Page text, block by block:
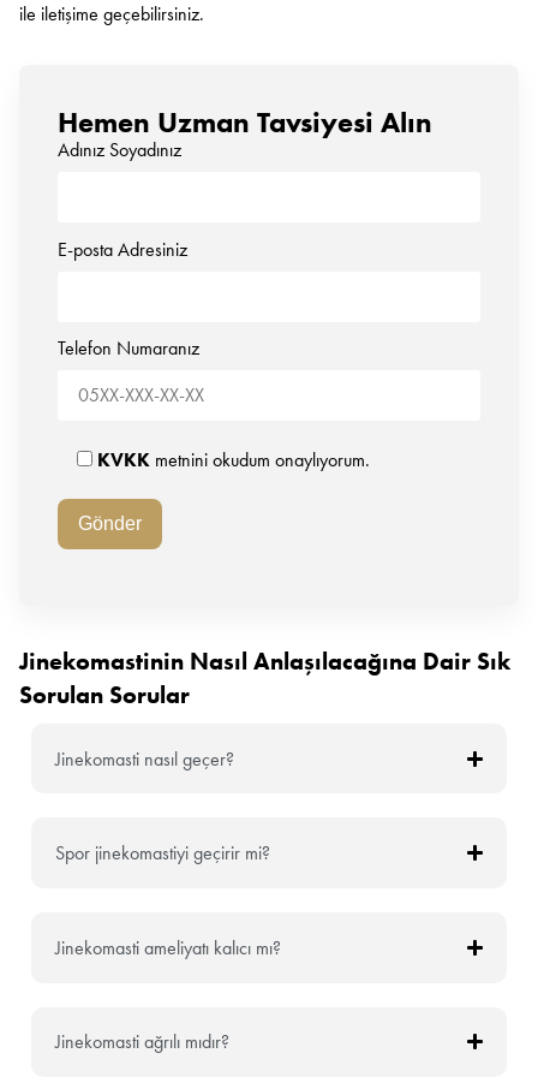
ile iletişime geçebilirsiniz.
Hemen Uzman Tavsiyesi Alın
Adınız Soyadınız
E-posta Adresiniz
Telefon Numaranız
KVKK metnini okudum onaylıyorum.
Jinekomastinin Nasıl Anlaşılacağına Dair Sık
Sorulan Sorular
Jinekomasti nasıl geçer?
Spor jinekomastiyi geçirir mi?
Jinekomasti ameliyatı kalıcı mı?
Jinekomasti ağrılı mıdır?